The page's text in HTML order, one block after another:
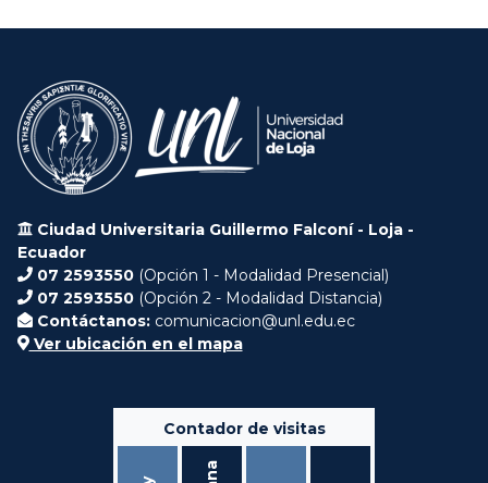
Ciudad Universitaria Guillermo Falconí - Loja -
Ecuador
07 2593550 (Opción 1 - Modalidad Presencial)
07 2593550 (Opción 2 - Modalidad Distancia)
Contáctanos: comunicacion@unl.edu.ec
Ver ubicación en el mapa
Contador de visitas